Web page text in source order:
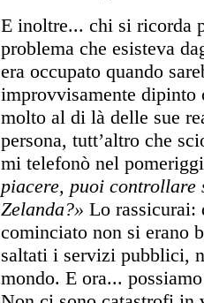
E inoltre... chi si ricorda
problema che esisteva
era occupato quando
improvvisamente dipinto
molto al di là delle sue
persona, tutt’altro che
mi telefonò nel
piacere, puoi controllare
Zelanda?» Lo rassicurai:
cominciato non si erano
saltati i servizi pubblici,
mondo. E ora...